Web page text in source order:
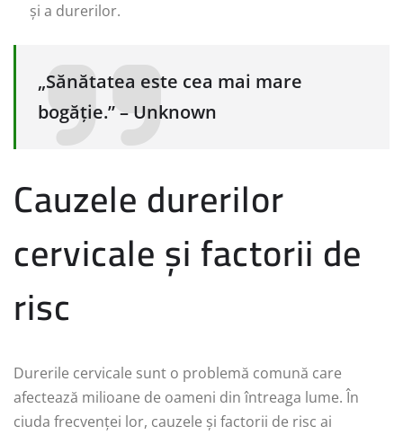
și a durerilor.
„Sănătatea este cea mai mare
bogăție.” – Unknown
Cauzele durerilor
cervicale și factorii de
risc
Durerile cervicale sunt o problemă comună care
afectează milioane de oameni din întreaga lume. În
ciuda frecvenței lor, cauzele și factorii de risc ai